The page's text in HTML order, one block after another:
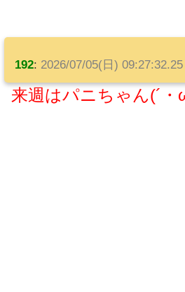
192: 2026/07/05(日)
来週はパニちゃん(´・